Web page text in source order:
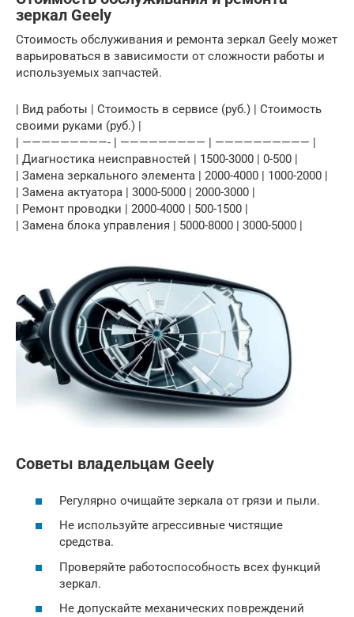
зеркал Geely
Стоимость обслуживания и ремонта зеркал Geely может
варьироваться в зависимости от сложности работы и
используемых запчастей.
| Вид работы | Стоимость в сервисе (руб.) | Стоимость
своими руками (руб.) |
| —————————- | ————————— | —————————— |
| Диагностика неисправностей | 1500-3000 | 0-500 |
| Замена зеркального элемента | 2000-4000 | 1000-2000 |
| Замена актуатора | 3000-5000 | 2000-3000 |
| Ремонт проводки | 2000-4000 | 500-1500 |
| Замена блока управления | 5000-8000 | 3000-5000 |
Советы владельцам Geely
Регулярно очищайте зеркала от грязи и пыли.
Не используйте агрессивные чистящие
средства.
Проверяйте работоспособность всех функций
зеркал.
Не допускайте механических повреждений